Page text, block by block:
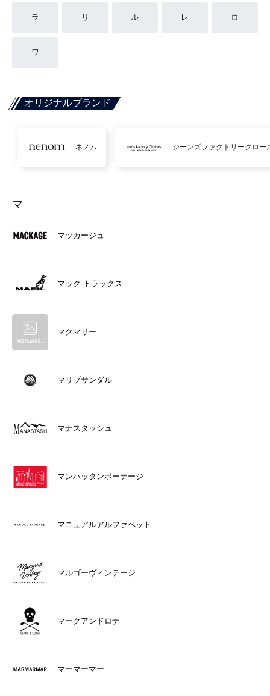
ラ リ ル レ ロ
ワ
オリジナルブランド
ネノム ジーンズファクトリークロー
マ
マッカージュ
マック トラックス
マクマリー
マリブサンダル
マナスタッシュ
マンハッタンポーテージ
マニュアルアルファベット
マルゴーヴィンテージ
マークアンドロナ
マーマーマー